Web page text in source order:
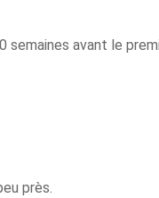
semaines avant le
près.